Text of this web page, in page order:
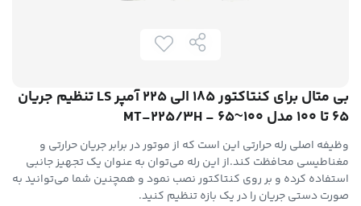
بی متال برای کنتاکتور 185 الی 225 آمپر LS تنظیم جریان
65 تا 100 مدل MT-225/3H - 65~100
وظیفه اصلی رله حرارتی این است که از موتور در برابر جریان حرارتی و
مغناطیسی محافظت کند.از این رله می‌توان به عنوان یک تجهیز جانبی
استفاده کرده و بر روی کنتاکتور نصب نمود و همچنین شما می‌توانید به
صورت دستی جریان را در یک بازه تنظیم کنید.